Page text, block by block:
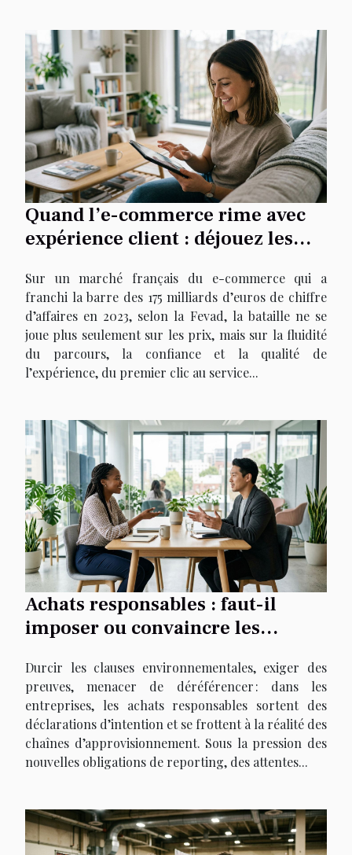
Quand l’e-commerce rime avec
expérience client : déjouez les
Sur un marché français du e-commerce qui a
franchi la barre des 175 milliards d’euros de chiffre
d’affaires en 2023, selon la Fevad, la bataille ne se
joue plus seulement sur les prix, mais sur la fluidité
du parcours, la confiance et la qualité de
l’expérience, du premier clic au service...
Achats responsables : faut-il
imposer ou convaincre les
Durcir les clauses environnementales, exiger des
preuves, menacer de déréférencer : dans les
entreprises, les achats responsables sortent des
déclarations d’intention et se frottent à la réalité des
chaînes d’approvisionnement. Sous la pression des
nouvelles obligations de reporting, des attentes...